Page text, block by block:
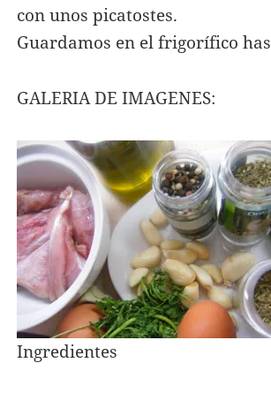
con unos picatostes.
Guardamos en el frigorífico
GALERIA DE IMAGENES:
Ingredientes